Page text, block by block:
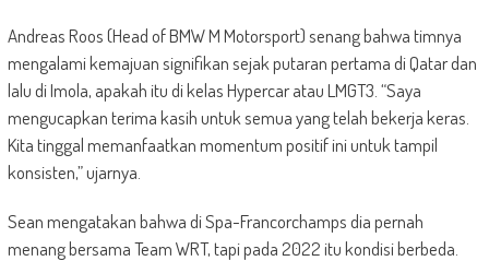
Andreas Roos (Head of BMW M Motorsport) senang bahwa timnya
mengalami kemajuan signifikan sejak putaran pertama di Qatar dan
lalu di Imola, apakah itu di kelas Hypercar atau LMGT3. “Saya
mengucapkan terima kasih untuk semua yang telah bekerja keras.
Kita tinggal memanfaatkan momentum positif ini untuk tampil
konsisten,” ujarnya.
Sean mengatakan bahwa di Spa-Francorchamps dia pernah
menang bersama Team WRT, tapi pada 2022 itu kondisi berbeda.